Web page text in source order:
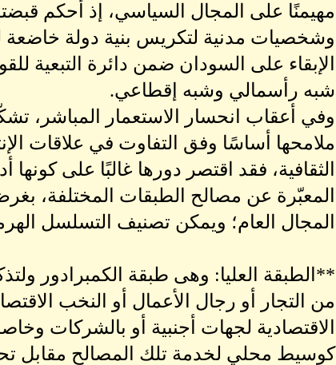
مهيمنًا على المجال السياسي، إذ أحكم
وشخصيات مدنية لتكريس بنية دولة خاضعة
الإبقاء على السودان ضمن دائرة التبعية
شبه رأسمالي وشبه إقطاعي.
وفي أعقاب انحسار الاستعمار المباشر،
ملامحها أساسًا وفق التفاوت في علاقات
الثقافية، فقد اقتصر دورها غالبًا على
المعبّرة عن مصالح الطبقات المختلفة،
المجال العام؛ ويمكن تصنيف التسلسل
**الطبقة العليا: وهى طبقة الكمبرادور
من التجار أو رجال الأعمال أو النخب
الاقتصادية لجهات أجنبية أو بالشركات
كوسيط محلي لخدمة تلك المصالح مقابل